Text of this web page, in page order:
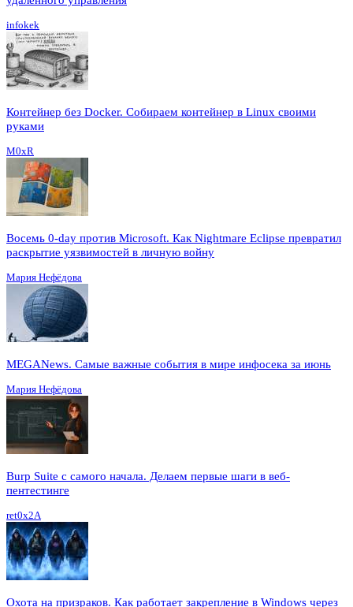
infokek
Контейнер без Docker. Собираем контейнер в Linux своими
руками
M0xR
Восемь 0-day против Microsoft. Как Nightmare Eclipse превратил
раскрытие уязвимостей в личную войну
Мария Нефёдова
MEGANews. Cамые важные события в мире инфосека за июнь
Мария Нефёдова
Burp Suite с самого начала. Делаем первые шаги в веб-
пентестинге
ret0x2A
Охота на призраков. Как работает закрепление в Windows через